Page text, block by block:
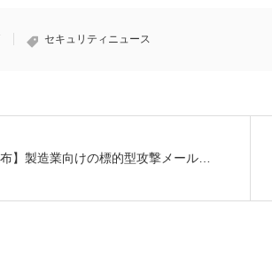
セキュリティニュース
布】製造業向けの標的型攻撃メール…